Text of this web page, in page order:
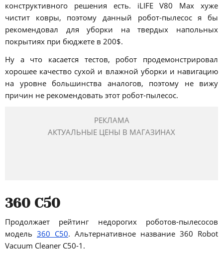
конструктивного решения есть. iLIFE V80 Max хуже
чистит ковры, поэтому данный робот-пылесос я бы
рекомендовал для уборки на твердых напольных
покрытиях при бюджете в 200$.
Ну а что касается тестов, робот продемонстрировал
хорошее качество сухой и влажной уборки и навигацию
на уровне большинства аналогов, поэтому не вижу
причин не рекомендовать этот робот-пылесос.
РЕКЛАМА
АКТУАЛЬНЫЕ ЦЕНЫ В МАГАЗИНАХ
360 C50
Продолжает рейтинг недорогих роботов-пылесосов
модель 360 C50. Альтернативное название 360 Robot
Vacuum Cleaner C50-1.